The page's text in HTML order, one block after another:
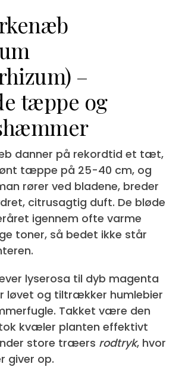
–
tæppe og
danner på rekordtid et tæt,
tæppe på 25-40 cm, og
rører ved bladene, breder
citrus­agtig duft. De bløde
igennem ofte varme
toner, så bedet ikke står
lyserosa til dyb magenta
løvet og tiltrækker humlebier
Takket være den
kvæler planten effektivt
store træers rodtryk, hvor
giver op.